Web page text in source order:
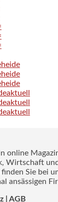
online
Wirtschaft
Sie bei
ansässigen
| AGB